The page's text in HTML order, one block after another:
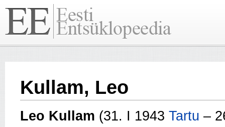
Kullam, Leo
Leo Kullam (31. I 1943 Tartu –